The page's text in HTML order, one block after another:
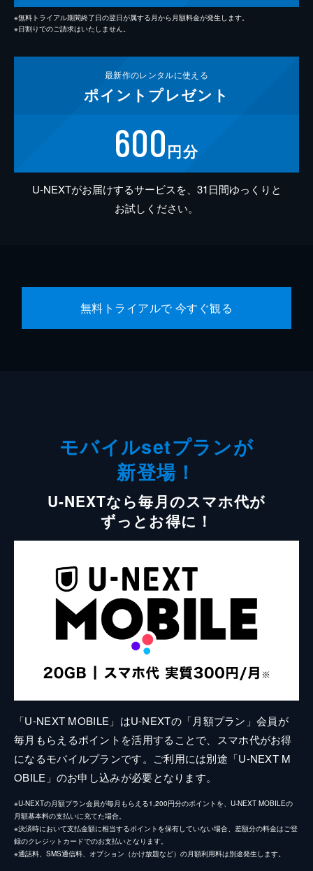
※無料トライアル期間終了日の翌日が属する月から月額料金が発生します。
※日割りでのご請求はいたしません。
最新作のレンタルに使える
ポイント プレゼント
600円分
U-NEXTがお届けするサービスを、31日間ゆっくりと
お試しください。
無料トライアルで 今すぐ観る
モバイルsetプランが
新登場！
U-NEXTなら毎月のスマホ代が
ずっとお得に！
「U-NEXT MOBILE」はU-NEXTの「月額プラン」会員が
毎月もらえるポイントを活用することで、スマホ代がお得
になるモバイルプランです。ご利用には別途「U-NEXT M
OBILE」のお申し込みが必要となります。
※U-NEXTの月額プラン会員が毎月もらえる1,200円分のポイントを、U-NEXT MOBILEの
月額基本料の支払いに充てた場合。
※決済時において支払金額に相当するポイントを保有していない場合、差額分の料金はご登
録のクレジットカードでのお支払いとなります。
※通話料、SMS通信料、オプション（かけ放題など）の月額利用料は別途発生します。